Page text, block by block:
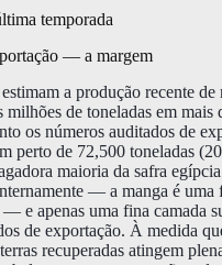
temporada
— a margem
a produção recente de
milhões de toneladas em mais
os números auditados de
perto de 72,500 toneladas
maioria da safra
— a manga é uma
e apenas uma fina camada
de exportação. À medida
recuperadas atingem